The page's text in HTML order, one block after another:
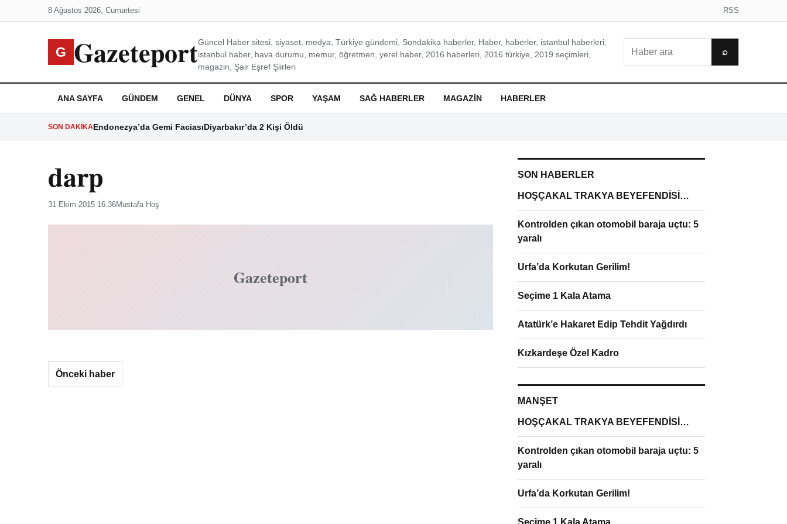
8 Ağustos 2026, Cumartesi RSS
G GazeteportGüncel Haber sitesi, siyaset, medya, Türkiye gündemi, Sondakika haberler, Haber, haberler, istanbul haberleri,
istanbul haber, hava durumu, memur, öğretmen, yerel haber, 2016 haberleri, 2016 türkiye, 2019 seçimleri,
magazin, Şair Eşref Şiirleri
⌕
ANA SAYFA GÜNDEM GENEL DÜNYA SPOR YAŞAM SAĞ HABERLER MAGAZIN HABERLER
SON DAKIKAEndonezya’da Gemi FaciasıDiyarbakır’da 2 Kişi Öldü
darp
31 Ekim 2015 16:36Mustafa Hoş
Gazeteport
Önceki haber
SON HABERLER
HOŞÇAKAL TRAKYA BEYEFENDİSİ…
Kontrolden çıkan otomobil baraja uçtu: 5
yaralı
Urfa’da Korkutan Gerilim!
Seçime 1 Kala Atama
Atatürk’e Hakaret Edip Tehdit Yağdırdı
Kızkardeşe Özel Kadro
MANŞET
HOŞÇAKAL TRAKYA BEYEFENDİSİ…
Kontrolden çıkan otomobil baraja uçtu: 5
yaralı
Urfa’da Korkutan Gerilim!
Seçime 1 Kala Atama